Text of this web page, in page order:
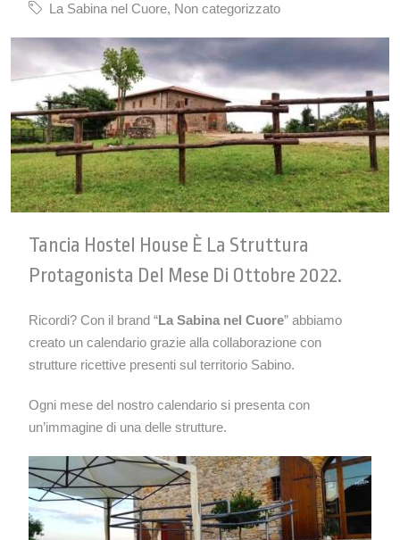
La Sabina nel Cuore, Non categorizzato
Tancia Hostel House È La Struttura
Protagonista Del Mese Di Ottobre 2022.
Ricordi? Con il brand “La Sabina nel Cuore” abbiamo
creato un calendario grazie alla collaborazione con
strutture ricettive presenti sul territorio Sabino.
Ogni mese del nostro calendario si presenta con
un’immagine di una delle strutture.